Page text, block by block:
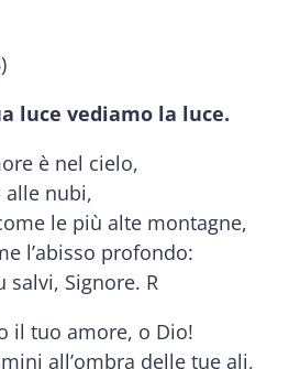
luce vediamo la luce.
è nel cielo,
alle nubi,
le più alte montagne,
l’abisso profondo:
Signore. R
il tuo amore, o Dio!
all’ombra delle tue ali,